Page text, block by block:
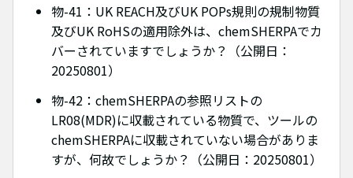
物-41：UK REACH及びUK POPs規則の規制物質
及びUK RoHSの適用除外は、chemSHERPAでカ
バーされていますでしょうか？（公開日：
20250801）
物-42：chemSHERPAの参照リストの
LR08(MDR)に収載されている物質で、ツールの
chemSHERPAに収載されていない場合がありま
すが、何故でしょうか？（公開日：20250801）